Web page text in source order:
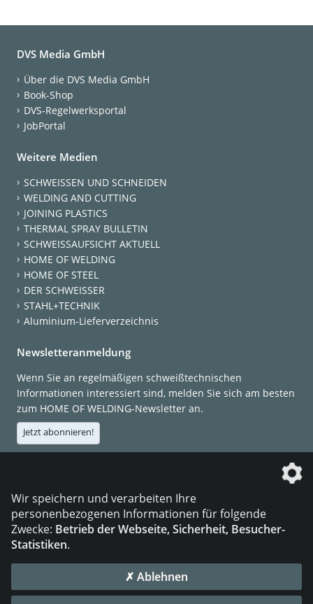
DVS Media GmbH
Über die DVS Media GmbH
Book-Shop
DVS-Regelwerksportal
JobPortal
Weitere Medien
SCHWEISSEN UND SCHNEIDEN
WELDING AND CUTTING
JOINING PLASTICS
THERMAL SPRAY BULLETIN
SCHWEISSAUFSICHT AKTUELL
HOME OF WELDING
HOME OF STEEL
DER SCHWEISSER
STAHL+TECHNIK
Aluminium-Lieferverzeichnis
Newsletteranmeldung
Wenn Sie an regelmäßigen schweißtechnischen
Informationen interessiert sind, melden Sie sich am besten
zum HOME OF WELDING-Newsletter an.
Jetzt abonnieren!
Die DVS Media GmbH ist ein Unternehmen der
Wir speichern und verarbeiten Ihre
personenbezogenen Informationen für folgende
Zwecke: Betrieb der Webseite, Sicherheit, Besucher-
Statistiken.
✗ Ablehnen